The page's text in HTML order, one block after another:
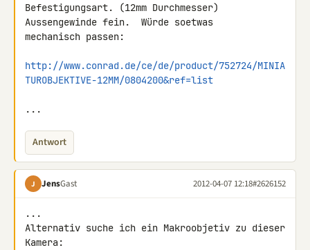
Befestigungsart. (12mm Durchmesser)
Aussengewinde fein.  Würde soetwas
mechanisch passen:
http://www.conrad.de/ce/de/product/752724/MINIA
TUROBJEKTIVE-12MM/0804200&ref=list
...
Antwort
J JensGast 2012-04-07 12:18#2626152
...
Alternativ suche ich ein Makroobjetiv zu dieser
Kamera: